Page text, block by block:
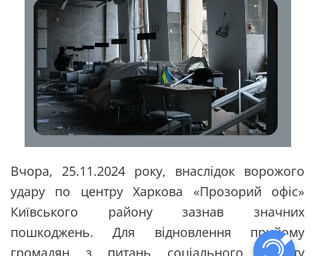
Вчора, 25.11.2024 року, внаслідок ворожого
удару по центру Харкова «Прозорий офіс»
Київського району зазнав значних
пошкоджень. Для відновлення прийому
громадян з питань соціального захисту